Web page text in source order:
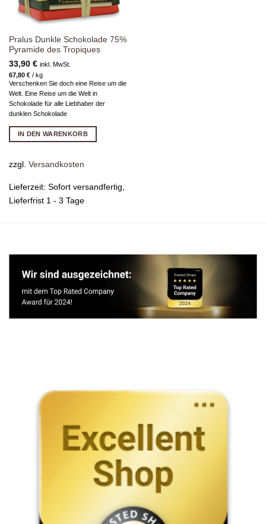
Pralus Dunkle Schokolade 75%
Pyramide des Tropiques
33,90 € inkl. MwSt.
67,80 €/ kg
Verschenken Sie doch eine Reise um die
Welt. Eine Reise um die Welt in
Schokolade für alle Liebhaber der
dunklen Schokolade
IN DEN WARENKORB
zzgl. Versandkosten
Lieferzeit: Sofort versandfertig,
Lieferfrist 1 - 3 Tage